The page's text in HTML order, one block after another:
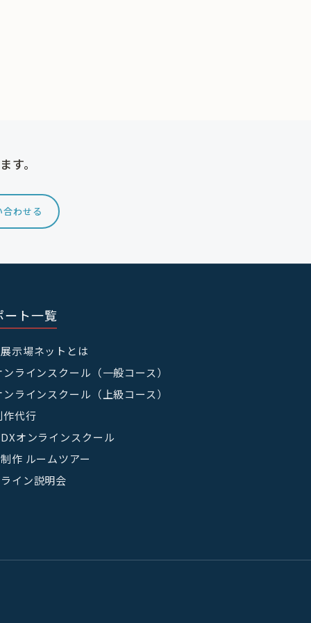
す。
わせる
ート一覧
示場ネットとは
ンラインスクール（一般コース）
ンラインスクール（上級コース）
作代行
オンラインスクール
作 ルームツアー
イン説明会